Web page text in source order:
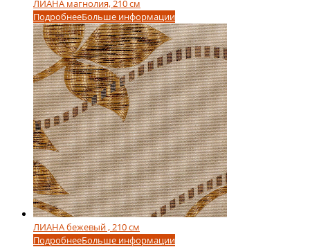
ЛИАНА магнолия, 210 см
ПодробнееБольше информации
ЛИАНА бежевый , 210 см
ПодробнееБольше информации